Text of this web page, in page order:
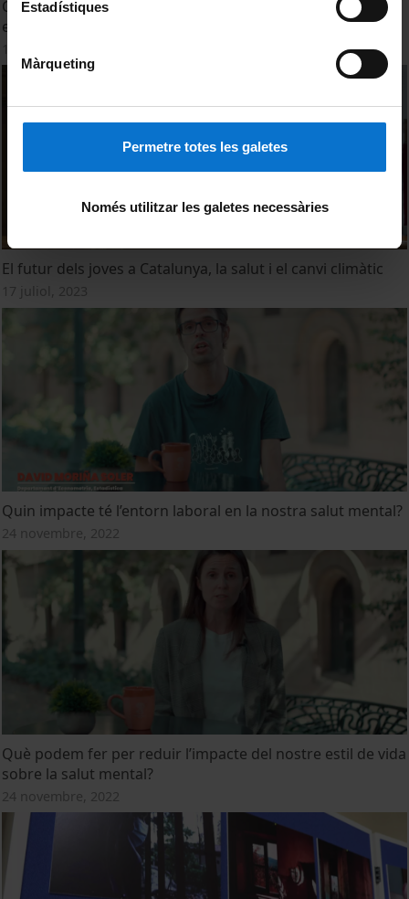
Estadístiques
Màrqueting
Permetre totes les galetes
Només utilitzar les galetes necessàries
Canvi climàtic i salut mental en infants i adolescents:
ecoansietat
El futur dels joves a Catalunya, la salut i el canvi climàtic
17 juliol, 2023
Quin impacte té l’entorn laboral en la nostra salut mental?
24 novembre, 2022
Què podem fer per reduir l’impacte del nostre estil de vida
sobre la salut mental?
24 novembre, 2022